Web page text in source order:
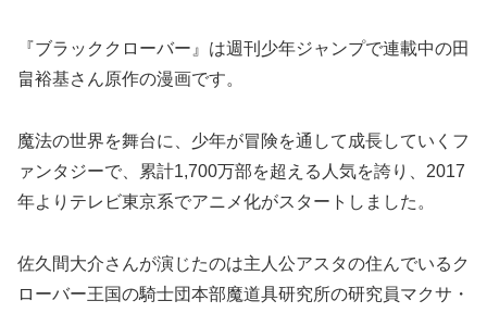
『ブラッククローバー』は週刊少年ジャンプで連載中の田
畠裕基さん原作の漫画です。
魔法の世界を舞台に、少年が冒険を通して成長していくフ
ァンタジーで、累計1,700万部を超える人気を誇り、2017
年よりテレビ東京系でアニメ化がスタートしました。
佐久間大介さんが演じたのは主人公アスタの住んでいるク
ローバー王国の騎士団本部魔道具研究所の研究員マクサ・